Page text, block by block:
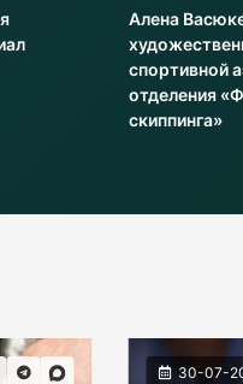
Алена
спортивной
отделения
скиппинга»
30-07-